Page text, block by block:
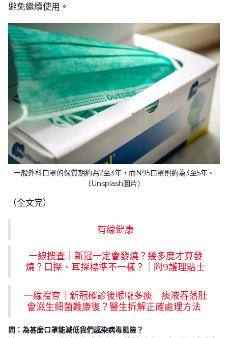
避免繼續使用。
一般外科口罩的保質期約為2至3年，而N95口罩則約為3至5年。
（Unsplash圖片）
（全文完）
有線健康
一線搜查｜新冠一定會發燒？幾多度才算發
燒？口探、耳探標準不一樣？｜附9護理貼士
一線搜查｜新冠確診後喉嚨多痰 痰液吞落肚
會滋生細菌難康復？醫生拆解正確處理方法
問：為甚麼口罩能減低我們感染病毒風險？